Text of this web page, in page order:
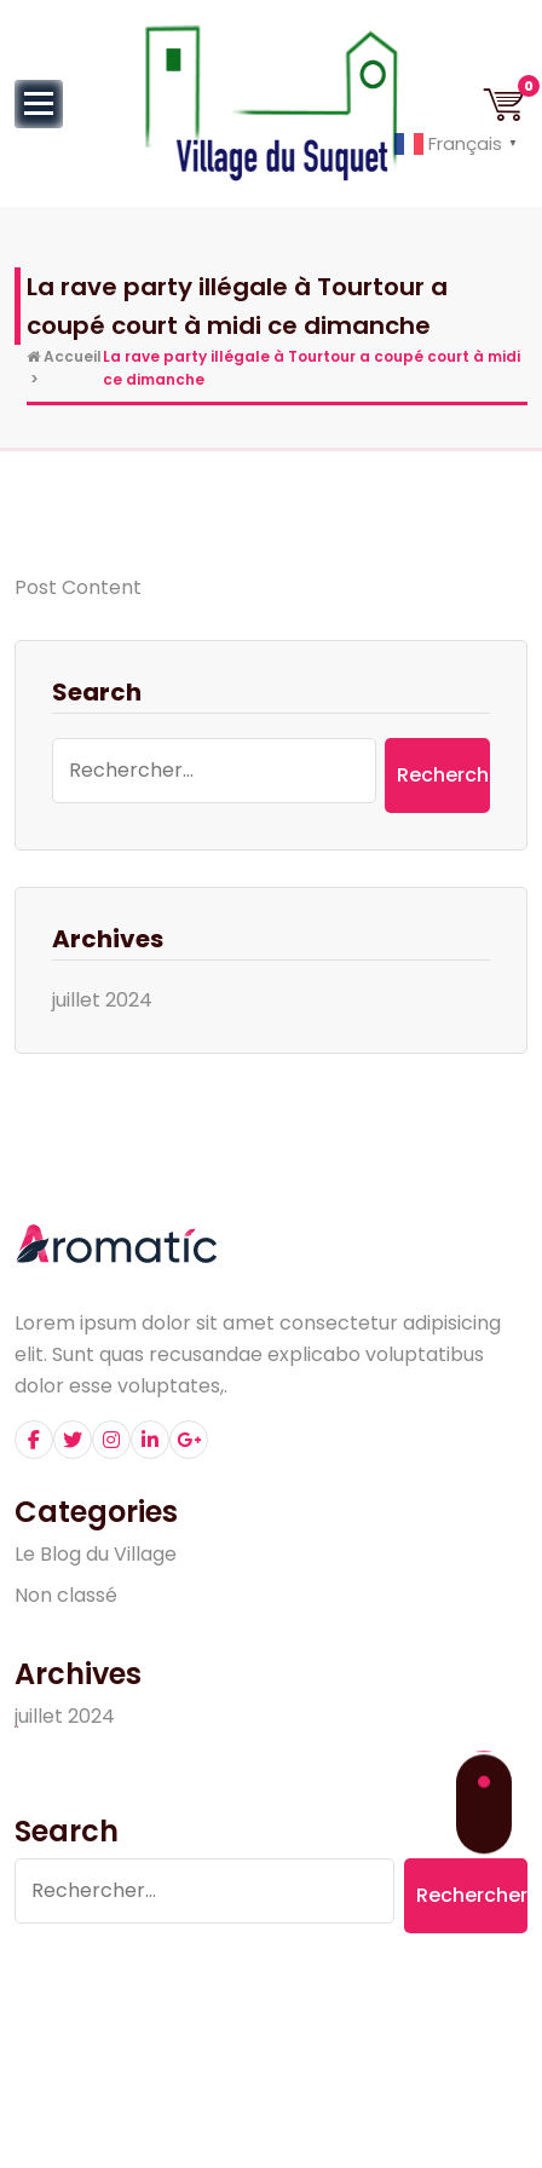
0
La rave party illégale à Tourtour a
coupé court à midi ce dimanche
Accueil
>
La rave party illégale à Tourtour a coupé court à midi
ce dimanche
Post Content
Search
Archives
juillet 2024
Lorem ipsum dolor sit amet consectetur adipisicing
elit. Sunt quas recusandae explicabo voluptatibus
dolor esse voluptates,.
Categories
Le Blog du Village
Non classé
Archives
juillet 2024
Search
Français ▼